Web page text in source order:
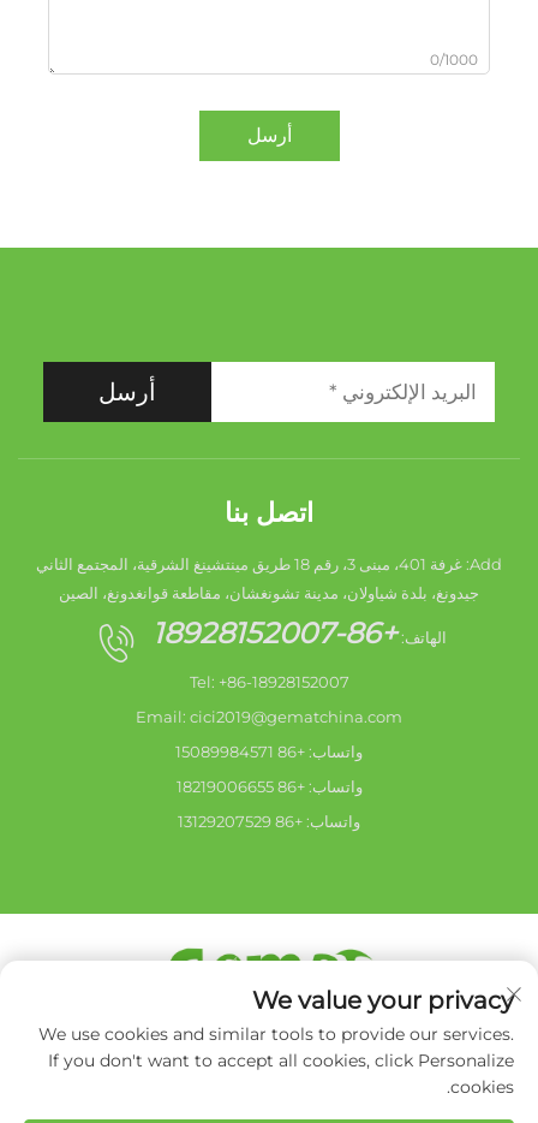
0/1000
أرسل
أرسل
اتصل بنا
Add: غرفة 401، مبنى 3، رقم 18 طريق مينتشينغ الشرقية، المجتمع الثاني
جيدونغ، بلدة شياولان، مدينة تشونغشان، مقاطعة قوانغدونغ، الصين
الهاتف: +86-18928152007
Tel: +86-18928152007
Email: cici2019@gematchina.com
واتساب: +86 15089984571
واتساب: +86 18219006655
واتساب: +86 13129207529
حقوق الت COPYRIGHT © 2026 مدينة تشونغشان هايشانغ للإجهزة
الكهربائية المحدودة. جميع الحقوق محفوظة. -
سياسة الخصوصية
We value your privacy
We use cookies and similar tools to provide our services.
If you don't want to accept all cookies, click Personalize
cookies.